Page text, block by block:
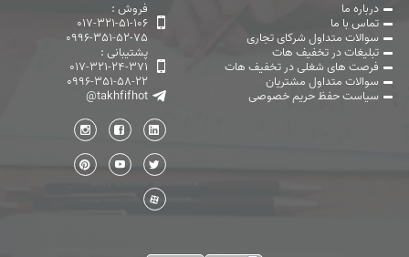
درباره ما
تماس با ما
سوالات متداول شرکای تجاری
تبلیغات در تخفیف هات
فرصت های شغلی در تخفیف هات
سوالات متداول مشتریان
سیاست حفظ حریم خصوصی
فروش :
017-321-51-106
0996-351-52-75
پشتیبانی :
017-321-24-371
0996-351-58-22
@takhfifhot